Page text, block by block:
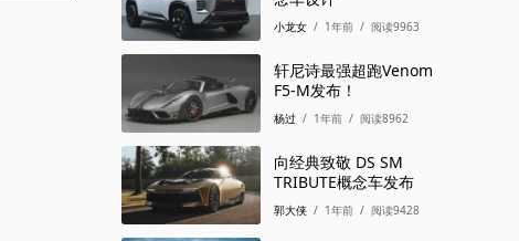
小龙女 / 1年前 / 阅读9963
轩尼诗最强超跑Venom
F5-M发布！
杨过 / 1年前 / 阅读8962
向经典致敬 DS SM
TRIBUTE概念车发布
郭大侠 / 1年前 / 阅读9428